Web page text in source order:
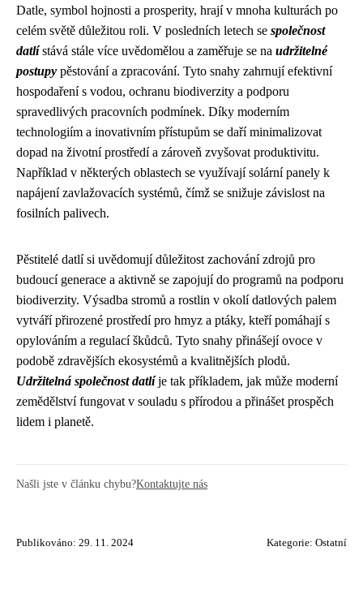
Datle, symbol hojnosti a prosperity, hrají v mnoha kulturách po
celém světě důležitou roli. V posledních letech se společnost
datlístává stále více uvědomělou a zaměřuje se na udržitelné
postupy pěstování a zpracování. Tyto snahy zahrnují efektivní
hospodaření s vodou, ochranu biodiverzity a podporu
spravedlivých pracovních podmínek. Díky moderním
technologiím a inovativním přístupům se daří minimalizovat
dopad na životní prostředí a zároveň zvyšovat produktivitu.
Například v některých oblastech se využívají solární panely k
napájení zavlažovacích systémů, čímž se snižuje závislost na
fosilních palivech.
Pěstitelé datlí si uvědomují důležitost zachování zdrojů pro
budoucí generace a aktivně se zapojují do programů na podporu
biodiverzity. Výsadba stromů a rostlin v okolí datlových palem
vytváří přirozené prostředí pro hmyz a ptáky, kteří pomáhají s
opylováním a regulací škůdců. Tyto snahy přinášejí ovoce v
podobě zdravějších ekosystémů a kvalitnějších plodů.
Udržitelná společnost datlíje tak příkladem, jak může moderní
zemědělství fungovat v souladu s přírodou a přinášet prospěch
lidem i planetě.
Našli jste v článku chybu?Kontaktujte nás
Publikováno: 29. 11. 2024 Kategorie: Ostatní